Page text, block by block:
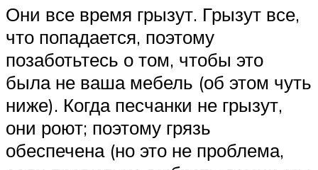
Они все время грызут. Грызут все,
что попадается, поэтому
позаботьтесь о том, чтобы это
была не ваша мебель (об этом чуть
ниже). Когда песчанки не грызут,
они роют; поэтому грязь
обеспечена (но это не проблема,